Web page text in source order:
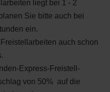
liegt bei 1 - 2
Sie bitte auch bei
ein.
auch schon
Express-Freistell-
von 50% auf die